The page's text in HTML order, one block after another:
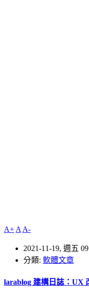
A+ A A-
2021-11-19, 週五
分類: 軟體文章
larablog 建構日誌：UX